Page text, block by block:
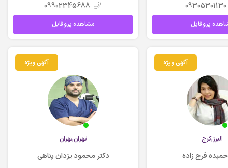
09305301130
پروفایل
09902345688
مشاهده پروفایل
آگهی ویژه
البرز,کرج
فرج زاده
آگهی ویژه
تهران,تهران
دکتر محمود یزدان پناهی